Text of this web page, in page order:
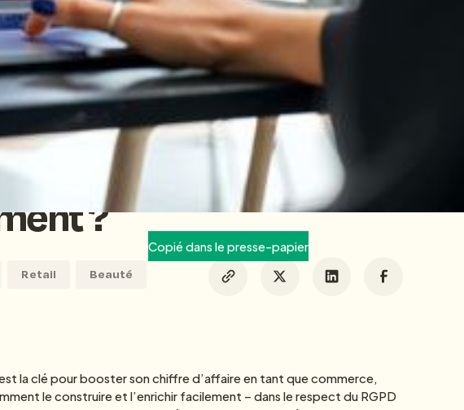
28/1/2021 EQUIPE HEY PONGO
un fichier
?
Retail Beauté
Copié dans le presse-papier
la clé pour booster son chiffre d’affaire en tant que commerce,
le construire et l’enrichir facilement – dans le respect du RGPD